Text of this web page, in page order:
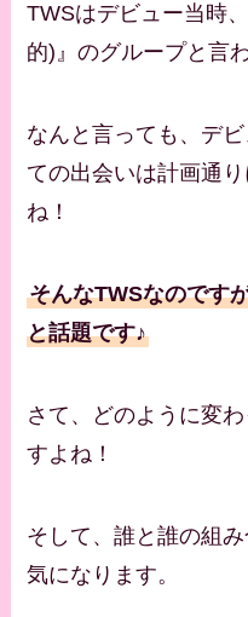
TWSはデビュー当時
的)』のグループと言
なんと言っても、デ
ての出会いは計画通
ね！
そんなTWSなのです
と話題です♪
さて、どのように変
すよね！
そして、誰と誰の組
気になります。